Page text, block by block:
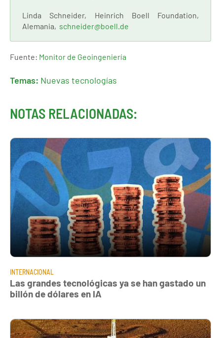
Linda Schneider, Heinrich Boell Foundation,
Alemania, schneider@boell.de
Fuente: Monitor de Geoingeniería
Temas: Nuevas tecnologías
NOTAS RELACIONADAS:
INTERNACIONAL
Las grandes tecnológicas ya se han gastado un
billón de dólares en IA